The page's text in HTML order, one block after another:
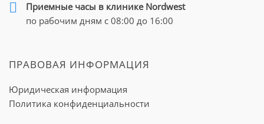
Приемные часы в клинике Nordwest
по рабочим дням с 08:00 до 16:00
ПРАВОВАЯ ИНФОРМАЦИЯ
Юридическая информация
Политика конфиденциальности